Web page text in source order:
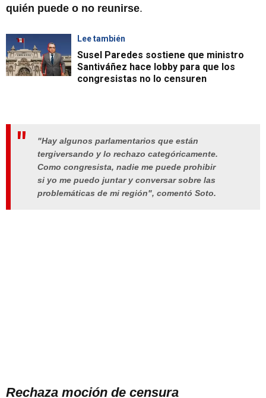
quién puede o no reunirse.
Lee también
Susel Paredes sostiene que ministro
Santiváñez hace lobby para que los
congresistas no lo censuren
"Hay algunos parlamentarios que están
tergiversando y lo rechazo categóricamente.
Como congresista, nadie me puede prohibir
si yo me puedo juntar y conversar sobre las
problemáticas de mi región", comentó Soto.
Rechaza moción de censura